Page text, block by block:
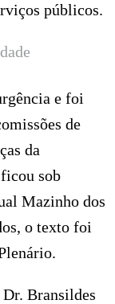
públicos.
e foi
de
da
sob
Mazinho dos
o texto foi
Bransildes